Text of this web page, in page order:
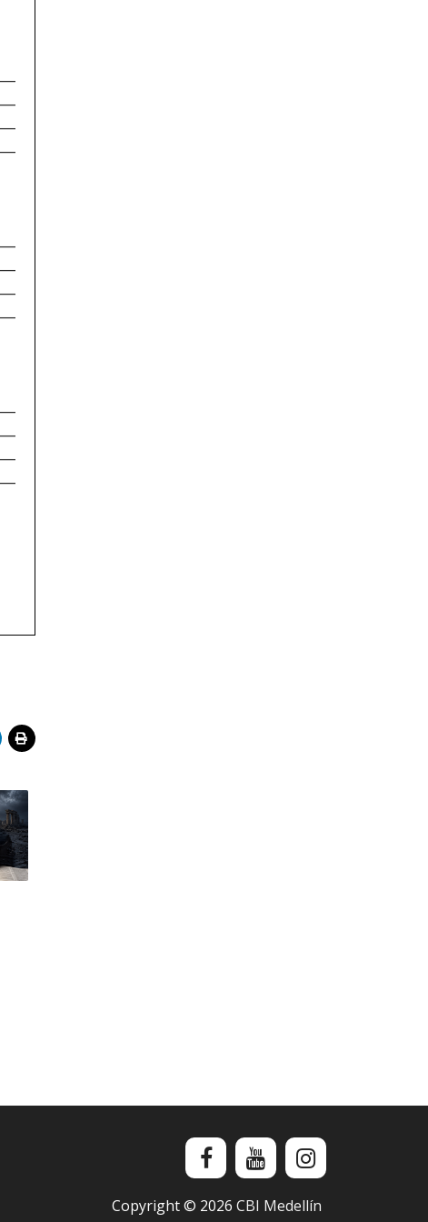
Copyright © 2026 CBI Medellín